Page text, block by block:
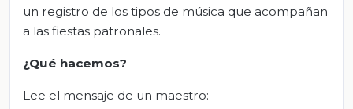
un registro de los tipos de música que acompañan
a las fiestas patronales.
¿Qué hacemos?
Lee el mensaje de un maestro: